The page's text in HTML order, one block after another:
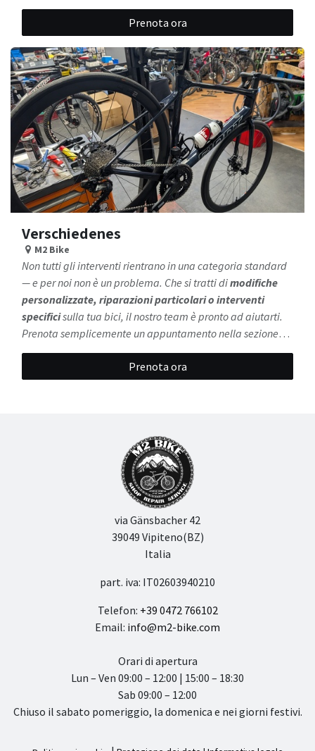
Prenota ora
Verschiedenes
M2 Bike
Non tutti gli interventi rientrano in una categoria standard
— e per noi non è un problema. Che si tratti dimodifiche
personalizzate, riparazioni particolari o interventi
specificisulla tua bici, il nostro team è pronto ad aiutarti.
Prenota semplicemente un appuntamento nella sezione
“Altri servizi”e descrivi brevemente nelle note ciò di cui
hai bisogno. Al resto pensiamo noi.Flessibile,
professionale e sempre su misura per le tue esigenze.
Prenota ora
via Gänsbacher 42
39049 Vipiteno(BZ)
Italia
part. iva: IT02603940210
Telefon: +39 0472 766102
Email: info@m2-bike.com
Orari di apertura
Lun – Ven 09:00 – 12:00 | 15:00 – 18:30
Sab 09:00 – 12:00
Chiuso il sabato pomeriggio, la domenica e nei giorni festivi.